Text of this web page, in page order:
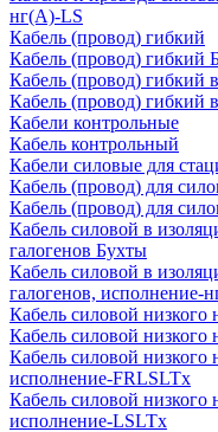
нг(А)-LS
Кабель (провод) гибкий
Кабель (провод) гибкий
Кабель (провод) гибкий
Кабель (провод) гибкий
Кабели контрольные
Кабель контрольный
Кабели силовые для
Кабель (провод) для
Кабель (провод) для
Кабель силовой в
галогенов Бухты
Кабель силовой в
галогенов, исполнение-
Кабель силовой
Кабель силовой
Кабель силовой
исполнение-FRLSLTx
Кабель силовой
исполнение-LSLTx